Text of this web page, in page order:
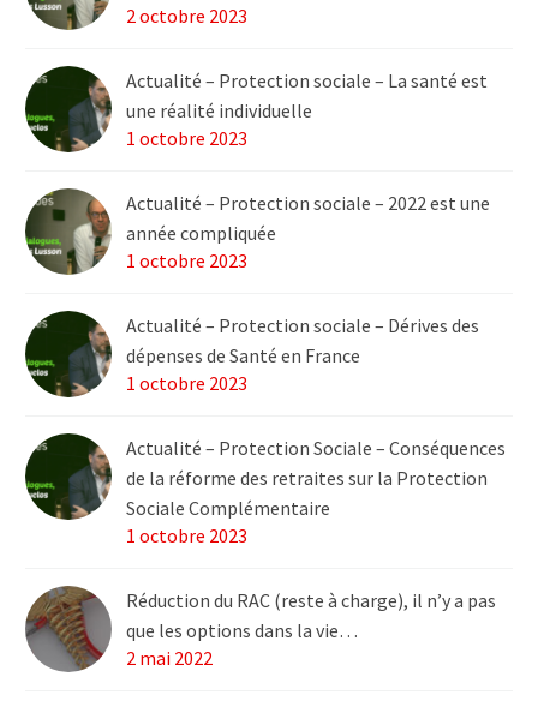
2 octobre 2023
Actualité – Protection sociale – La santé est
une réalité individuelle
1 octobre 2023
Actualité – Protection sociale – 2022 est une
année compliquée
1 octobre 2023
Actualité – Protection sociale – Dérives des
dépenses de Santé en France
1 octobre 2023
Actualité – Protection Sociale – Conséquences
de la réforme des retraites sur la Protection
Sociale Complémentaire
1 octobre 2023
Réduction du RAC (reste à charge), il n’y a pas
que les options dans la vie…
2 mai 2022